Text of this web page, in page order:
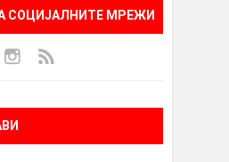
СОЦИЈАЛНИТЕ МРЕЖИ